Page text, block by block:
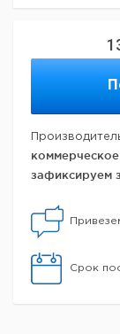
зафиксируем
Срок